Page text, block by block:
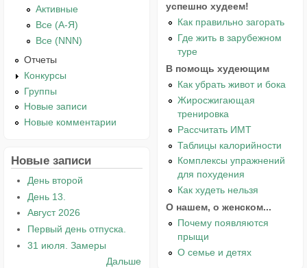
Активные
Все (А-Я)
Все (NNN)
Отчеты
Конкурсы
Группы
Новые записи
Новые комментарии
Новые записи
День второй
День 13.
Август 2026
Первый день отпуска.
31 июля. Замеры
Дальше
успешно худеем!
Как правильно загорать
Где жить в зарубежном
туре
В помощь худеющим
Как убрать живот и бока
Жиросжигающая
тренировка
Рассчитать ИМТ
Таблицы калорийности
Комплексы упражнений
для похудения
Как худеть нельзя
О нашем, о женском...
Почему появляются
прыщи
О семье и детях